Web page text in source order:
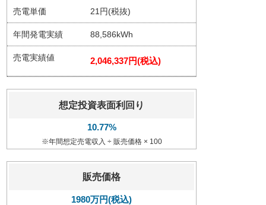
売電単価 21円(税抜)
年間発電実績 88,586kWh
売電実績値 2,046,337円(税込)
想定投資表面利回り
10.77%
※年間想定売電収入 ÷ 販売価格 × 100
販売価格
1980万円(税込)